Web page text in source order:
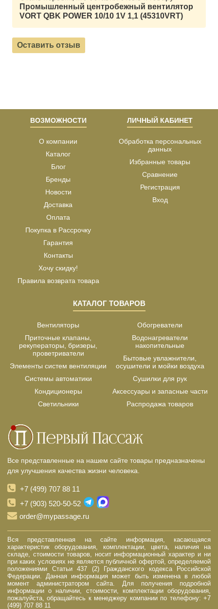
Промышленный центробежный вентилятор
VORT QBK POWER 10/10 1V 1,1 (45310VRT)
Оставить отзыв
ВОЗМОЖНОСТИ
О компании
Каталог
Блог
Бренды
Новости
Доставка
Оплата
Покупка в Рассрочку
Гарантия
Контакты
Хочу скидку!
Правила возврата товара
ЛИЧНЫЙ КАБИНЕТ
Обработка персональных
данных
Избранные товары
Сравнение
Регистрация
Вход
КАТАЛОГ ТОВАРОВ
Вентиляторы
Приточные клапаны,
рекуператоры, бризеры,
проветриватели
Элементы систем вентиляции
Системы автоматики
Кондиционеры
Светильники
Обогреватели
Водонагреватели
накопительные
Бытовые увлажнители,
осушители и мойки воздуха
Сушилки для рук
Аксессуары и запасные части
Распродажа товаров
Все представленные на нашем сайте товары предназначены
для улучшения качества жизни человека.
+7 (499) 707 88 11
+7 (903) 520-50-52
order@mypassage.ru
Вся представленная на сайте информация, касающаяся
характеристик оборудования, комплектации, цвета, наличия на
складе, стоимости товаров, носит информационный характер и ни
при каких условиях не является публичной офертой, определяемой
положениями Статьи 437 (2) Гражданского кодекса Российской
Федерации. Данная информация может быть изменена в любой
момент администратором сайта. Для получения подробной
информации о наличии, стоимости, комплектации оборудования,
пожалуйста, обращайтесь к менеджеру компании по телефону: +7
(499) 707 88 11